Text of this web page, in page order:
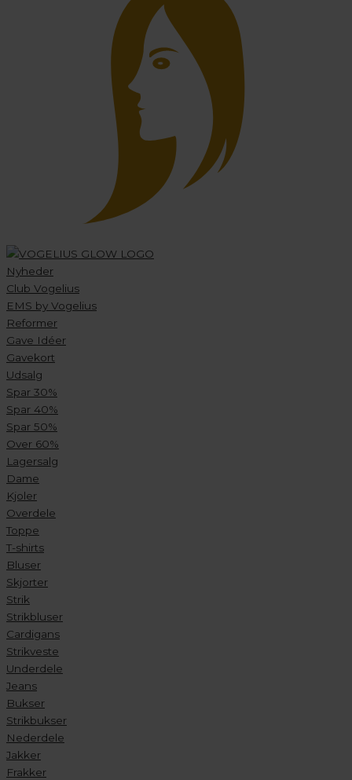
Nyheder
Club Vogelius
EMS by Vogelius
Reformer
Gave Idéer
Gavekort
Udsalg
Spar 30%
Spar 40%
Spar 50%
Over 60%
Lagersalg
Dame
Kjoler
Overdele
Toppe
T-shirts
Bluser
Skjorter
Strik
Strikbluser
Cardigans
Strikveste
Underdele
Jeans
Bukser
Strikbukser
Nederdele
Jakker
Frakker